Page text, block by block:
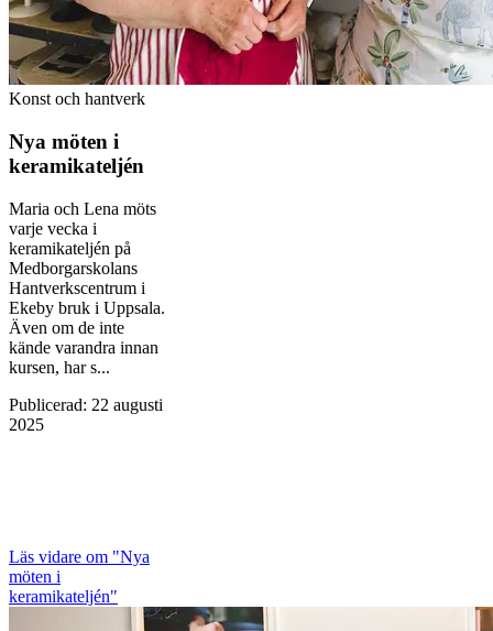
Konst och hantverk
Nya möten i
keramikateljén
Maria och Lena möts
varje vecka i
keramikateljén på
Medborgarskolans
Hantverkscentrum i
Ekeby bruk i Uppsala.
Även om de inte
kände varandra innan
kursen, har s...
Publicerad: 22 augusti
2025
Läs vidare om "Nya
möten i
keramikateljén"